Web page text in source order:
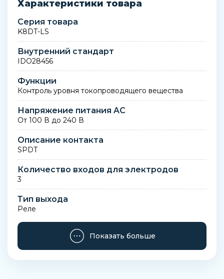
Характеристики товара
Серия товара
K8DT-LS
Внутренний стандарт
IDO28456
Функции
Контроль уровня токопроводящего вещества
Напряжение питания AC
От 100 В до 240 В
Описание контакта
SPDT
Количество входов для электродов
3
Тип выхода
Реле
Тип установки
Тип клемм
Показать больше